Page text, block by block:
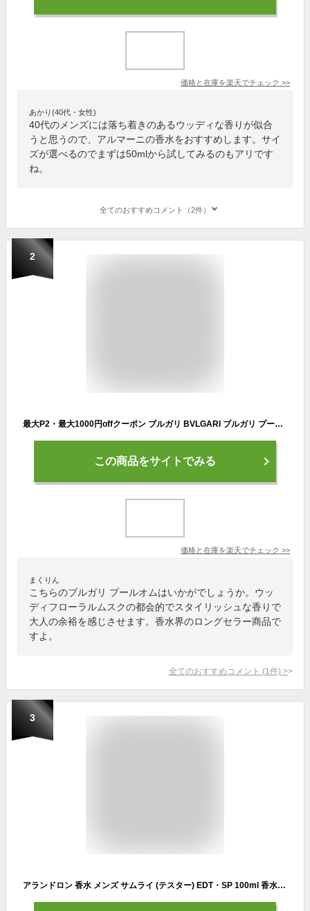
価格と在庫を楽天でチェック >>
あかり(40代・女性)
40代のメンズには落ち着きのあるウッディな香りが似合
うと思うので、アルマーニの香水をおすすめします。サイ
ズが選べるのでまずは50mlから試してみるのもアリです
ね。
全てのおすすめコメント（2件）
2
最大P2・最大1000円offクーポン ブルガリ BVLGARI ブルガリ プールオム EDT SP 100ml【訳あり・難あり】【香水 メンズ レディース】【香水 人気 ブランド お買い得 訳あり】
この商品をサイトでみる
価格と在庫を楽天でチェック >>
まくりん
こちらのブルガリ プールオムはいかがでしょうか。ウッ
ディフローラルムスクの都会的でスタイリッシュな香りで
大人の余裕を感じさせます。香水界のロングセラー商品で
すよ。
全てのおすすめコメント (1 件) >
3
アランドロン 香水 メンズ サムライ (テスター) EDT・SP 100ml 香水 フレグランス プレゼント 贈り物 ギフト SAMOURAI TESTER ALAIN DELON